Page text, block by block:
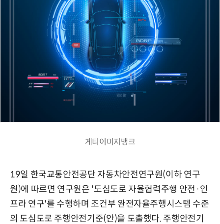
게티이미지뱅크
19일 한국교통안전공단 자동차안전연구원(이하 연구
원)에 따르면 연구원은 '도심도로 자율협력주행 안전·인
프라 연구'를 수행하며 조건부 완전자율주행시스템 수준
의 도심도로 주행안전기준(안)을 도출했다. 주행안전기